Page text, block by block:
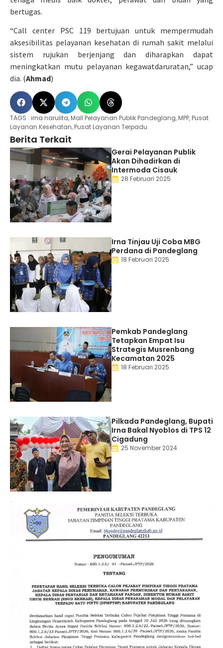
bertugas.
“Call center PSC 119 bertujuan untuk mempermudah
aksesibilitas pelayanan kesehatan di rumah sakit melalui
sistem rujukan berjenjang dan diharapkan dapat
meningkatkan mutu pelayanan kegawatdaruratan,” ucap
dia. (Ahmad)
TAGS : irna narulita,Mall Pelayanan Publik Pandeglang,MPP,Pusat
Layanan Kesehatan,Pusat Layanan Terpadu
Berita Terkait
Gerai Pelayanan Publik
Akan Dihadirkan di
Intermoda Cisauk
28 Februari 2025
Irna Tinjau Uji Coba MBG
Perdana di Pandeglang
18 Februari 2025
Pemkab Pandeglang
Tetapkan Empat Isu
Strategis Musrenbang
Kecamatan 2025
18 Februari 2025
Pilkada Pandeglang, Bupati
Irna Bakal Nyoblos di TPS 12
Cigadung
25 November 2024